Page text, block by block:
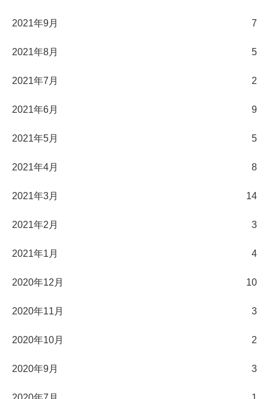
2021年9月 7
2021年8月 5
2021年7月 2
2021年6月 9
2021年5月 5
2021年4月 8
2021年3月 14
2021年2月 3
2021年1月 4
2020年12月 10
2020年11月 3
2020年10月 2
2020年9月 3